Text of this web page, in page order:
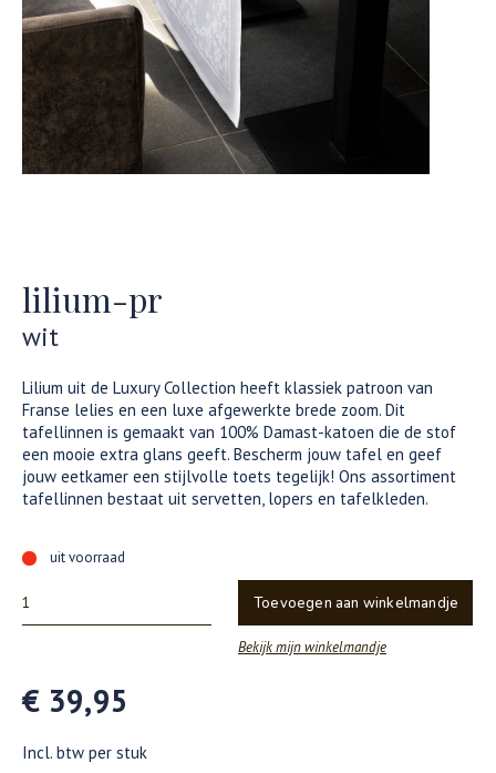
lilium-pr
wit
Lilium uit de Luxury Collection heeft klassiek patroon van
Franse lelies en een luxe afgewerkte brede zoom. Dit
tafellinnen is gemaakt van 100% Damast-katoen die de stof
een mooie extra glans geeft. Bescherm jouw tafel en geef
jouw eetkamer een stijlvolle toets tegelijk! Ons assortiment
tafellinnen bestaat uit servetten, lopers en tafelkleden.
uit voorraad
Toevoegen aan winkelmandje
Bekijk mijn winkelmandje
€ 39,95
Incl. btw per stuk